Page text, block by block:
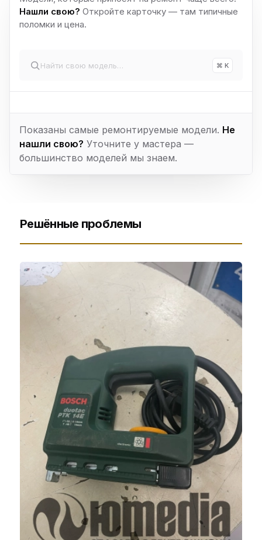
Нашли свою? Откройте карточку — там типичные
поломки и цена.
⌘ K
Показаны самые ремонтируемые модели. Не
нашли свою? Уточните у мастера —
большинство моделей мы знаем.
Решённые проблемы